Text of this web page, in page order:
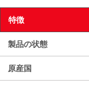
特徴
製品の状態
原産国